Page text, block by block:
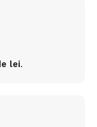
lei.